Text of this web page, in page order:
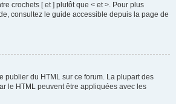
crochets [ et ] plutôt que < et >. Pour plus
consultez le guide accessible depuis la page de
publier du HTML sur ce forum. La plupart des
le HTML peuvent être appliquées avec les